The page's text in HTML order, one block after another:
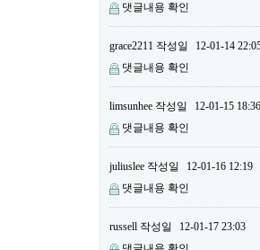
댓글내용 확인
grace2211 작성일
12-01-14
댓글내용 확인
limsunhee 작성일
12-01-15 18:36
댓글내용 확인
juliuslee 작성일
12-01-16 12:19
댓글내용 확인
russell 작성일
12-01-17 23:03